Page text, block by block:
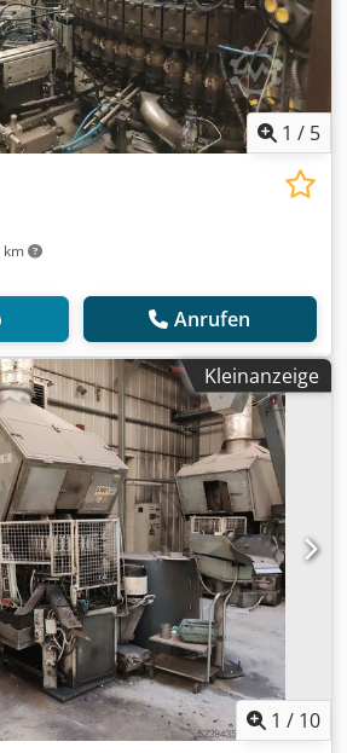
1 / 5
km
Anrufen
Kleinanzeige
1 / 10